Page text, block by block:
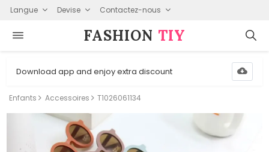
Langue Devise Contactez-nous
FASHION⁠ TIY
Download app and enjoy extra discount
Enfants Accessoires T1026061134